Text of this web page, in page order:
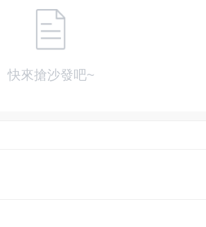
快來搶沙發吧~